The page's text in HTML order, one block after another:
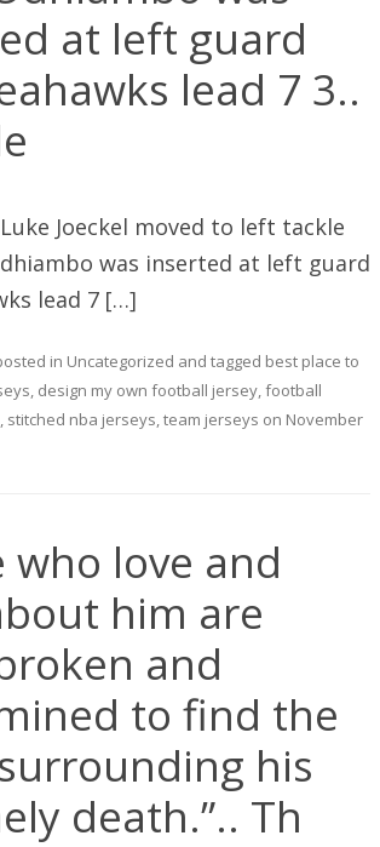
at left guard
lead 7 3..
Joeckel moved to left tackle
was inserted at left guard
lead 7 […]
in Uncategorized and tagged best place to
, design my own football jersey,football
, stitched nba jerseys,team jerseys on November
who love and
him are
and
to find the
his
death.”.. Th